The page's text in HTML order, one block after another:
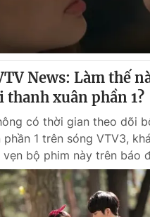
Tấm lòng Việt
Vươn mình
VTV8
English
News: Làm thế
thanh xuân phần 1?
có thời gian theo dõi
phần 1 trên sóng VTV3,
bộ phim này trên báo